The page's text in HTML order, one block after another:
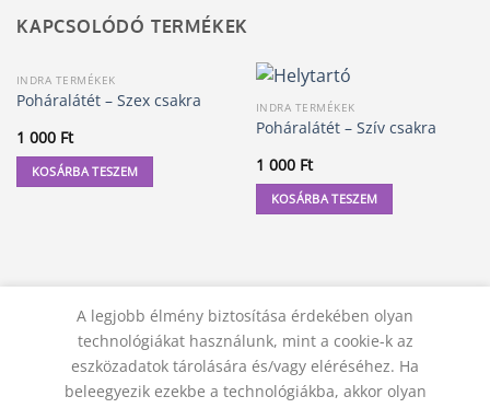
KAPCSOLÓDÓ TERMÉKEK
INDRA TERMÉKEK
Poháralátét – Szex csakra
1 000 Ft
KOSÁRBA TESZEM
INDRA TERMÉKEK
Poháralátét – Szív csakra
1 000 Ft
KOSÁRBA TESZEM
A legjobb élmény biztosítása érdekében olyan
technológiákat használunk, mint a cookie-k az
eszközadatok tárolására és/vagy eléréséhez. Ha
beleegyezik ezekbe a technológiákba, akkor olyan